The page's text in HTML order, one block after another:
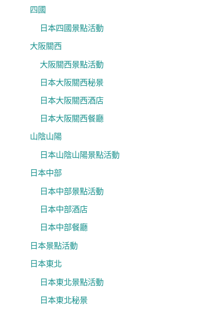
四國
日本四國景點活動
大阪關西
大阪關西景點活動
日本大阪關西秘景
日本大阪關西酒店
日本大阪關西餐廳
山陰山陽
日本山陰山陽景點活動
日本中部
日本中部景點活動
日本中部酒店
日本中部餐廳
日本景點活動
日本東北
日本東北景點活動
日本東北秘景